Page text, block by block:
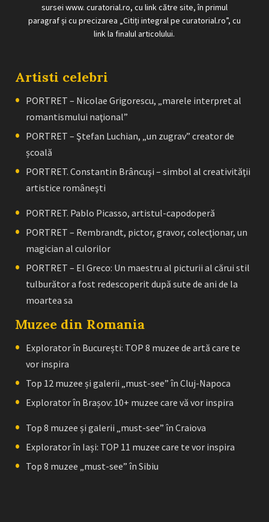
sursei www. curatorial.ro, cu link către site, în primul
paragraf și cu precizarea „Citiți integral pe curatorial.ro”, cu
link la finalul articolului.
Artisti celebri
PORTRET – Nicolae Grigorescu, „marele interpret al
romantismului naţional”
PORTRET – Ştefan Luchian, „un zugrav” creator de
școală
PORTRET. Constantin Brâncuşi – simbol al creativităţii
artistice româneşti
PORTRET. Pablo Picasso, artistul-capodoperă
PORTRET – Rembrandt, pictor, gravor, colecţionar, un
magician al culorilor
PORTRET – El Greco: Un maestru al picturii al cărui stil
tulburător a fost redescoperit după sute de ani de la
moartea sa
Muzee din Romania
Explorator în București: TOP 8 muzee de artă care te
vor inspira
Top 12 muzee și galerii „must-see” în Cluj-Napoca
Explorator în Brașov: 10+ muzee care vă vor inspira
Top 8 muzee și galerii „must-see” în Craiova
Explorator în Iași: TOP 11 muzee care te vor inspira
Top 8 muzee „must-see” în Sibiu